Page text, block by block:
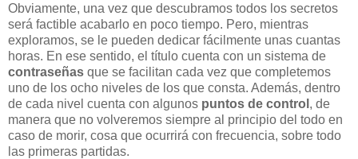
Obviamente, una vez que descubramos todos los secretos
será factible acabarlo en poco tiempo. Pero, mientras
exploramos, se le pueden dedicar fácilmente unas cuantas
horas. En ese sentido, el título cuenta con un sistema de
contraseñas que se facilitan cada vez que completemos
uno de los ocho niveles de los que consta. Además, dentro
de cada nivel cuenta con algunos puntos de control , de
manera que no volveremos siempre al principio del todo en
caso de morir, cosa que ocurrirá con frecuencia, sobre todo
las primeras partidas.